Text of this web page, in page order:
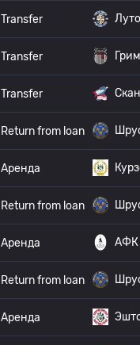
Transfer
Transfer
Transfer
Return from loan
Аренда
Return from loan
Аренда АФК
Return from loan
Аренда